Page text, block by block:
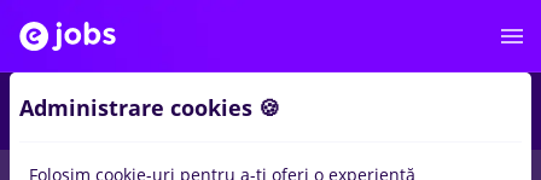
Administrare cookies 🍪
Folosim cookie-uri pentru a-ți oferi o experiență